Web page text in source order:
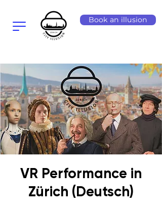
Book an illusion
VR Performance in
Zürich (Deutsch)